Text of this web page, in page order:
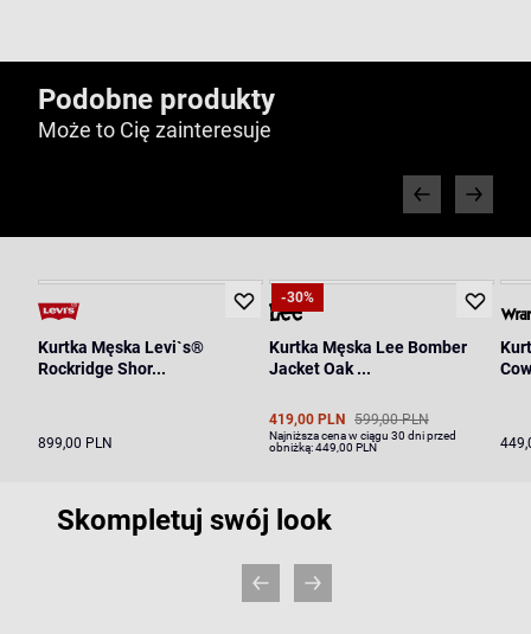
Podobne produkty
Może to Cię zainteresuje
Kurtka Męska Levi`s®
Rockridge Shor...
899,00 PLN
-30%
Kurtka Męska Lee Bomber
Jacket Oak ...
419,00 PLN 599,00 PLN
Najniższa cena w ciągu 30 dni przed
obniżką:449,00 PLN
Skompletuj swój look